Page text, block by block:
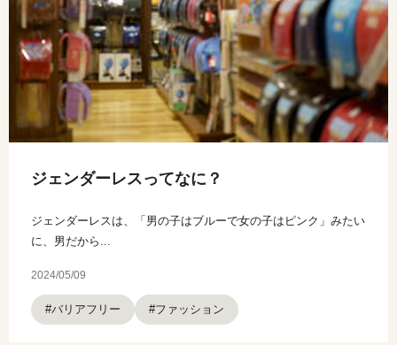
ジェンダーレスってなに？
ジェンダーレスは、「男の子はブルーで女の子はピンク」みたい
に、男だから...
2024/05/09
#バリアフリー #ファッション